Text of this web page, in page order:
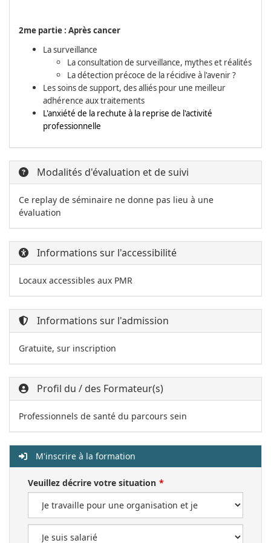
2me partie : Après cancer
La surveillance
La consultation de surveillance, mythes et réalités
La détection précoce de la récidive à l'avenir ?
Les soins de support, des alliés pour une meilleur
adhérence aux traitements
L'anxiété de la rechute à la reprise de l'activité
professionnelle
Modalités d'évaluation et de suivi
Ce replay de séminaire ne donne pas lieu à une
évaluation
Informations sur l'accessibilité
Locaux accessibles aux PMR
Informations sur l'admission
Gratuite, sur inscription
Profil du / des Formateur(s)
Professionnels de santé du parcours sein
M'inscrire à la formation
Veuillez décrire votre situation